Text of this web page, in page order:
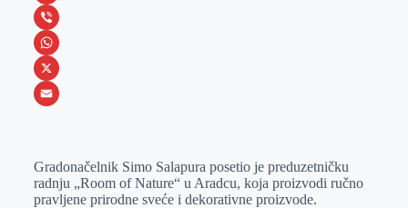
c
e
b
o
e
s
s
e
e
r
L
i
n
k
I
n
V
i
b
W
h
s
A
X
a
i
Gradonačelnik Simo Salapura posetio je preduzetničku
radnju „Room of Nature“ u Aradcu, koja proizvodi ručno
pravljene prirodne sveće i dekorativne proizvode.